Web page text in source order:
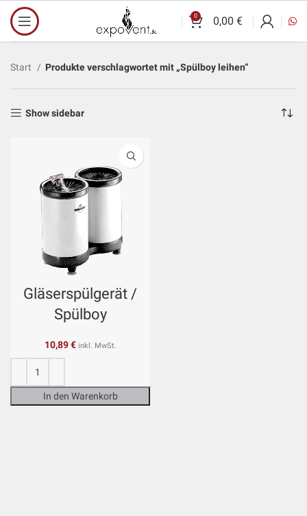
0 0,00 €
Start Produkte verschlagwortet mit „Spülboy leihen“
Show sidebar
Gläserspülgerät /
Spülboy
10,89€ inkl. MwSt.
In den Warenkorb